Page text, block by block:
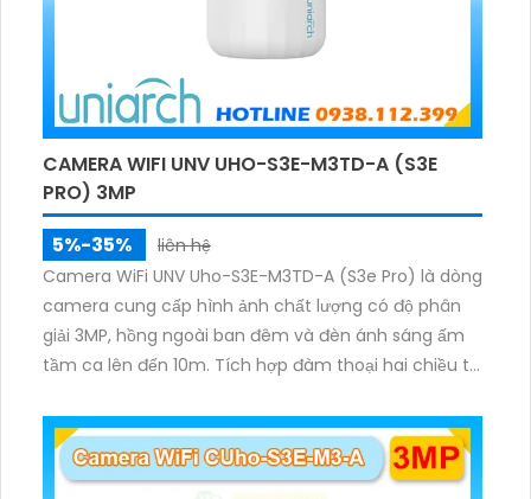
CAMERA WIFI UNV UHO-S3E-M3TD-A (S3E
PRO) 3MP
5%-35%
liên hệ
Camera WiFi UNV Uho-S3E-M3TD-A (S3e Pro) là dòng
camera cung cấp hình ảnh chất lượng có độ phân
giải 3MP, hồng ngoài ban đêm và đèn ánh sáng ấm
tầm ca lên đến 10m. Tích hợp đàm thoại hai chiều to